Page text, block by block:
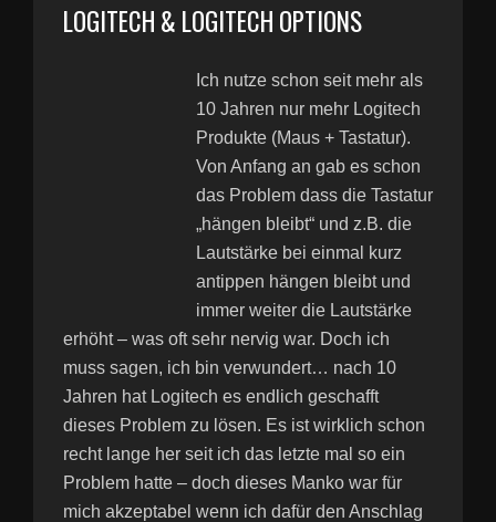
LOGITECH & LOGITECH OPTIONS
Ich nutze schon seit mehr als
10 Jahren nur mehr Logitech
Produkte (Maus + Tastatur).
Von Anfang an gab es schon
das Problem dass die Tastatur
„hängen bleibt“ und z.B. die
Lautstärke bei einmal kurz
antippen hängen bleibt und
immer weiter die Lautstärke
erhöht – was oft sehr nervig war. Doch ich
muss sagen, ich bin verwundert… nach 10
Jahren hat Logitech es endlich geschafft
dieses Problem zu lösen. Es ist wirklich schon
recht lange her seit ich das letzte mal so ein
Problem hatte – doch dieses Manko war für
mich akzeptabel wenn ich dafür den Anschlag